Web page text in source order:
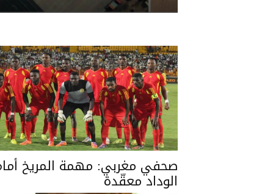
صحفي مغربي: مهمة المريخ
الوداد معقّدة